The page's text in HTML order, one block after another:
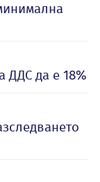
ДДС да е 18%